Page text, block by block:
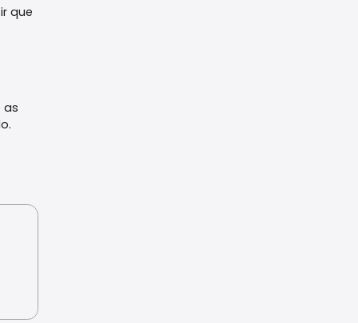
que
as